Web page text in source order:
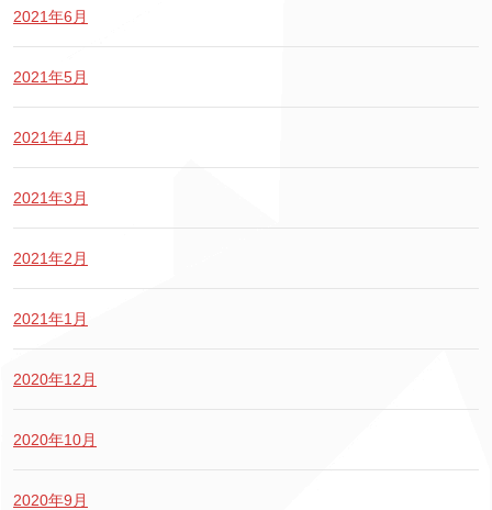
2021年6月
2021年5月
2021年4月
2021年3月
2021年2月
2021年1月
2020年12月
2020年10月
2020年9月